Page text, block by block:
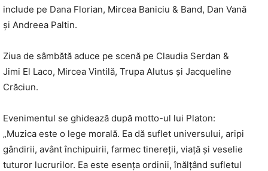
include pe Dana Florian, Mircea Baniciu & Band, Dan Vană
și Andreea Paltin.
Ziua de sâmbătă aduce pe scenă pe Claudia Serdan &
Jimi El Laco, Mircea Vintilă, Trupa Alutus și Jacqueline
Crăciun.
Evenimentul se ghidează după motto-ul lui Platon:
„Muzica este o lege morală. Ea dă suflet universului, aripi
gândirii, avânt închipuirii, farmec tinereții, viață și veselie
tuturor lucrurilor. Ea este esența ordinii, înălțând sufletul